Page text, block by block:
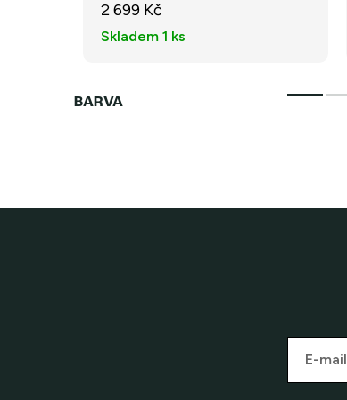
2 699 Kč
Skladem 1 ks
E-mail